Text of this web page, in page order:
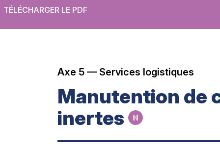
TÉLÉCHARGER LE PDF
Axe 5 — Services logistiques
Manutention de
inertes